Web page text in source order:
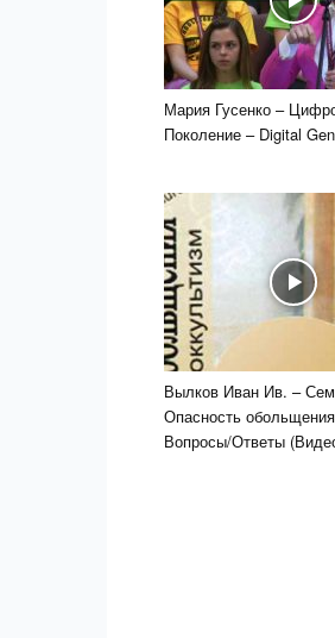
Мария Гусенко –
Поколение – Digital
Вылков Иван Ив. –
Опасность
Вопросы/Ответы